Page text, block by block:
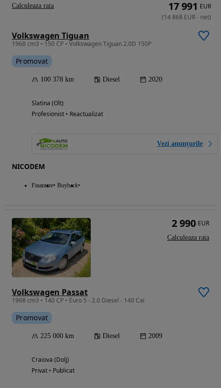
Volkswagen Tiguan
1968 cm3 • 150 CP • Volkswagen Tiguan 2.0D 150P
Promovat
100 378 km Diesel 2020
Slatina (Olt)
Profesionist • Reactualizat
Vezi anunțurile
NICODEM
Finantare Buyback
17 991 EUR
(14 868 EUR- net)
Calculeaza rata
Volkswagen Passat
1968 cm3 • 140 CP • Euro 5 - 2.0 Diesel - 140 Cai
Promovat
225 000 km Diesel 2009
Craiova (Dolj)
Privat • Publicat
2 990 EUR
Calculeaza rata